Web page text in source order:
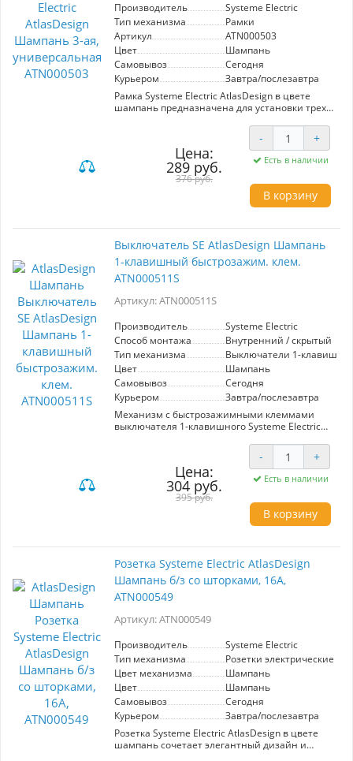
Производитель
Systeme Electric
Тип механизма
Рамки
Артикул
ATN000503
Цвет
Шампань
Самовывоз
Сегодня
Курьером
Завтра/послезавтра
Рамка Systeme Electric AtlasDesign в цвете
шампань предназначена для установки трех
дизайн гармонично впишется в любой
интерьер, обеспечивая стильный и
функциональный вид. Идеальна для создания
аккуратной и организованной
электропроводки в вашем пространстве.
Цена:
289 руб.
376 руб.
- +
Есть в наличии
В корзину
Выключатель SE AtlasDesign Шампань
1-клавишный быстрозажим. клем.
ATN000511S
Артикул: ATN000511S
Производитель
Systeme Electric
Способ монтажа
Внутренний / скрытый
Тип механизма
Выключатели 1-
Цвет
Шампань
Самовывоз
Сегодня
Курьером
Завтра/послезавтра
Механизм с быстрозажимными клеммами
выключателя 1-клавишного Systeme Electric
цвете шампань подходит для сетей 250 В, на
С помощью новых быстрозажимных клемм
монтаж розеток и выключателей стал намного
быстрее. Теперь подключение не требует
Лицевые детали из качественного ABS-
излучению.
Цена:
304 руб.
395 руб.
- +
Есть в наличии
В корзину
Розетка Systeme Electric AtlasDesign
Шампань б/з со шторками, 16А,
ATN000549
Артикул: ATN000549
Производитель
Systeme Electric
Тип механизма
Розетки электрические
Цвет механизма
Шампань
Цвет
Шампань
Самовывоз
Сегодня
Курьером
Завтра/послезавтра
Розетка Systeme Electric AtlasDesign в цвете
шампань сочетает элегантный дизайн и